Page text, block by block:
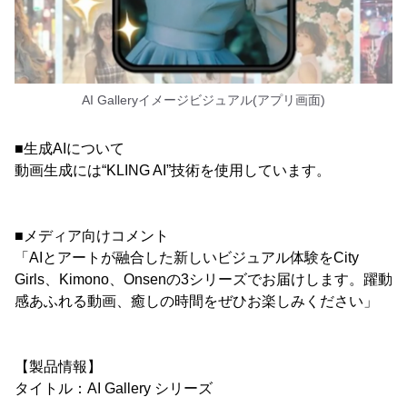
AI Galleryイメージビジュアル(アプリ画面)
■生成AIについて
動画生成には“KLING AI”技術を使用しています。
■メディア向けコメント
「AIとアートが融合した新しいビジュアル体験をCity
Girls、Kimono、Onsenの3シリーズでお届けします。躍動
感あふれる動画、癒しの時間をぜひお楽しみください」
【製品情報】
タイトル：AI Gallery シリーズ